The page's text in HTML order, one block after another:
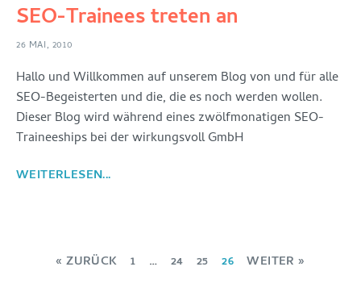
SEO-Trainees treten an
26 MAI, 2010
Hallo und Willkommen auf unserem Blog von und für alle
SEO-Begeisterten und die, die es noch werden wollen.
Dieser Blog wird während eines zwölfmonatigen SEO-
Traineeships bei der wirkungsvoll GmbH
WEITERLESEN...
« ZURÜCK 1 … 24 25 26 WEITER »